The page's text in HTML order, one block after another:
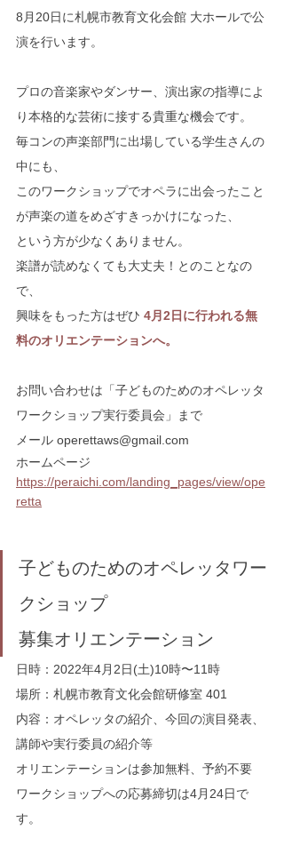
8月20日に札幌市教育文化会館 大ホールで公
演を行います。
プロの音楽家やダンサー、演出家の指導によ
り本格的な芸術に接する貴重な機会です。
毎コンの声楽部門に出場している学生さんの
中にも、
このワークショップでオペラに出会ったこと
が声楽の道をめざすきっかけになった、
という方が少なくありません。
楽譜が読めなくても大丈夫！とのことなの
で、
興味をもった方はぜひ 4月2日に行われる無
料のオリエンテーションへ。
お問い合わせは「子どものためのオペレッタ
ワークショップ実行委員会」まで
メール operettaws@gmail.com
ホームページ
https://peraichi.com/landing_pages/view/ope
retta
子どものためのオペレッタワー
クショップ
募集オリエンテーション
日時：2022年4月2日(土)10時〜11時
場所：札幌市教育文化会館研修室 401
内容：オペレッタの紹介、今回の演目発表、
講師や実行委員の紹介等
オリエンテーションは参加無料、予約不要
ワークショップへの応募締切は4月24日で
す。